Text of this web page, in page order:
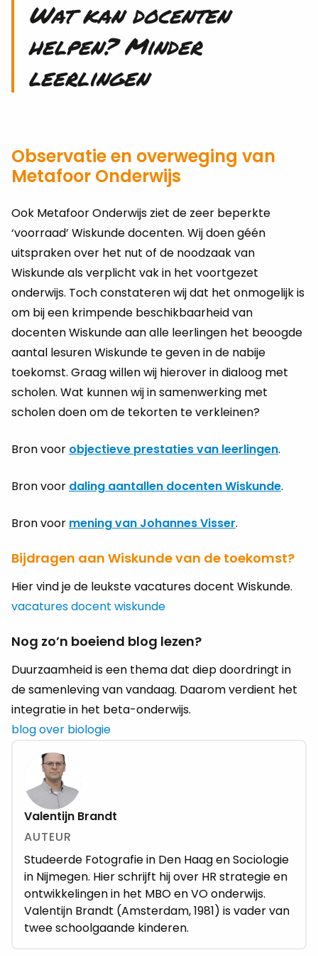
Wat kan docenten
helpen? Minder
leerlingen
Observatie en overweging van
Metafoor Onderwijs
Ook Metafoor Onderwijs ziet de zeer beperkte
‘voorraad’ Wiskunde docenten. Wij doen géén
uitspraken over het nut of de noodzaak van
Wiskunde als verplicht vak in het voortgezet
onderwijs. Toch constateren wij dat het onmogelijk is
om bij een krimpende beschikbaarheid van
docenten Wiskunde aan alle leerlingen het beoogde
aantal lesuren Wiskunde te geven in de nabije
toekomst. Graag willen wij hierover in dialoog met
scholen. Wat kunnen wij in samenwerking met
scholen doen om de tekorten te verkleinen?
Bron voor objectieve prestaties van leerlingen.
Bron voor daling aantallen docenten Wiskunde.
Bron voor mening van Johannes Visser.
Bijdragen aan Wiskunde van de toekomst?
Hier vind je de leukste vacatures docent Wiskunde.
vacatures docent wiskunde
Nog zo’n boeiend blog lezen?
Duur­zaam­heid is een thema dat diep door­dringt in
de sa­men­le­ving van van­daag. Daar­om ver­dient het
in­te­gra­tie in het beta-on­der­wijs.
blog over biologie
Valentijn Brandt
AUTEUR
Studeerde Fotografie in Den Haag en Sociologie
in Nijmegen. Hier schrijft hij over HR strategie en
ontwikkelingen in het MBO en VO onderwijs.
Valentijn Brandt (Amsterdam, 1981) is vader van
twee schoolgaande kinderen.